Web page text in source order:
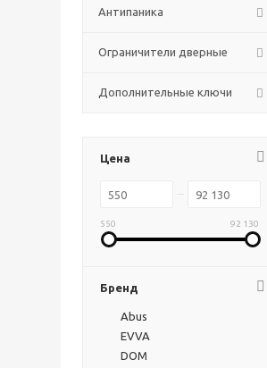
Антипаника
Ограничители дверные
Дополнительные ключи
Цена
550 92 130
Бренд
Abus
EVVA
DOM